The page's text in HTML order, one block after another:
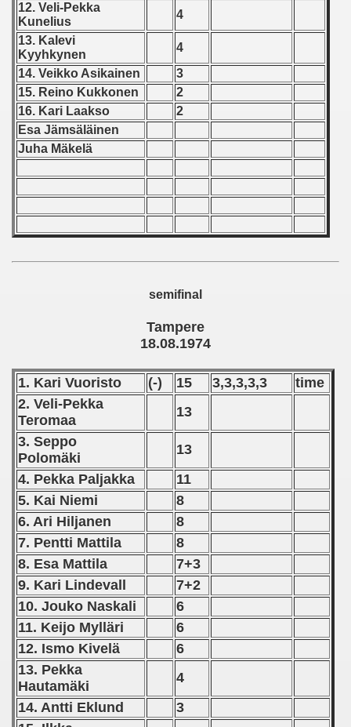
12. Veli-Pekka
Kunelius
4
13. Kalevi
Kyyhkynen
4
14. Veikko Asikainen
3
15. Reino Kukkonen
2
16. Kari Laakso
2
Esa Jämsäläinen
Juha Mäkelä
semifinal
Tampere
18.08.1974
1. Kari Vuoristo (-) 15 3,3,3,3,3
time
2. Veli-Pekka
Teromaa
13
3. Seppo
Polomäki
13
4. Pekka Paljakka
11
5. Kai Niemi
8
6. Ari Hiljanen
8
7. Pentti Mattila
8
8. Esa Mattila
7+3
9. Kari Lindevall
7+2
10. Jouko Naskali
6
11. Keijo Mylläri
6
12. Ismo Kivelä
6
13. Pekka
Hautamäki
4
14. Antti Eklund
3
- 1965
- 1966
- 1967
- 1968
- 1969
qualifications) - 1974
Qualification) - 1974
- 1974
- 1974
- 1974
Qualifications) - 1974
- 1974
Qualification) - 1974
- 1974
- 1974
Qualifications) - 1974
Qualification) - 1974